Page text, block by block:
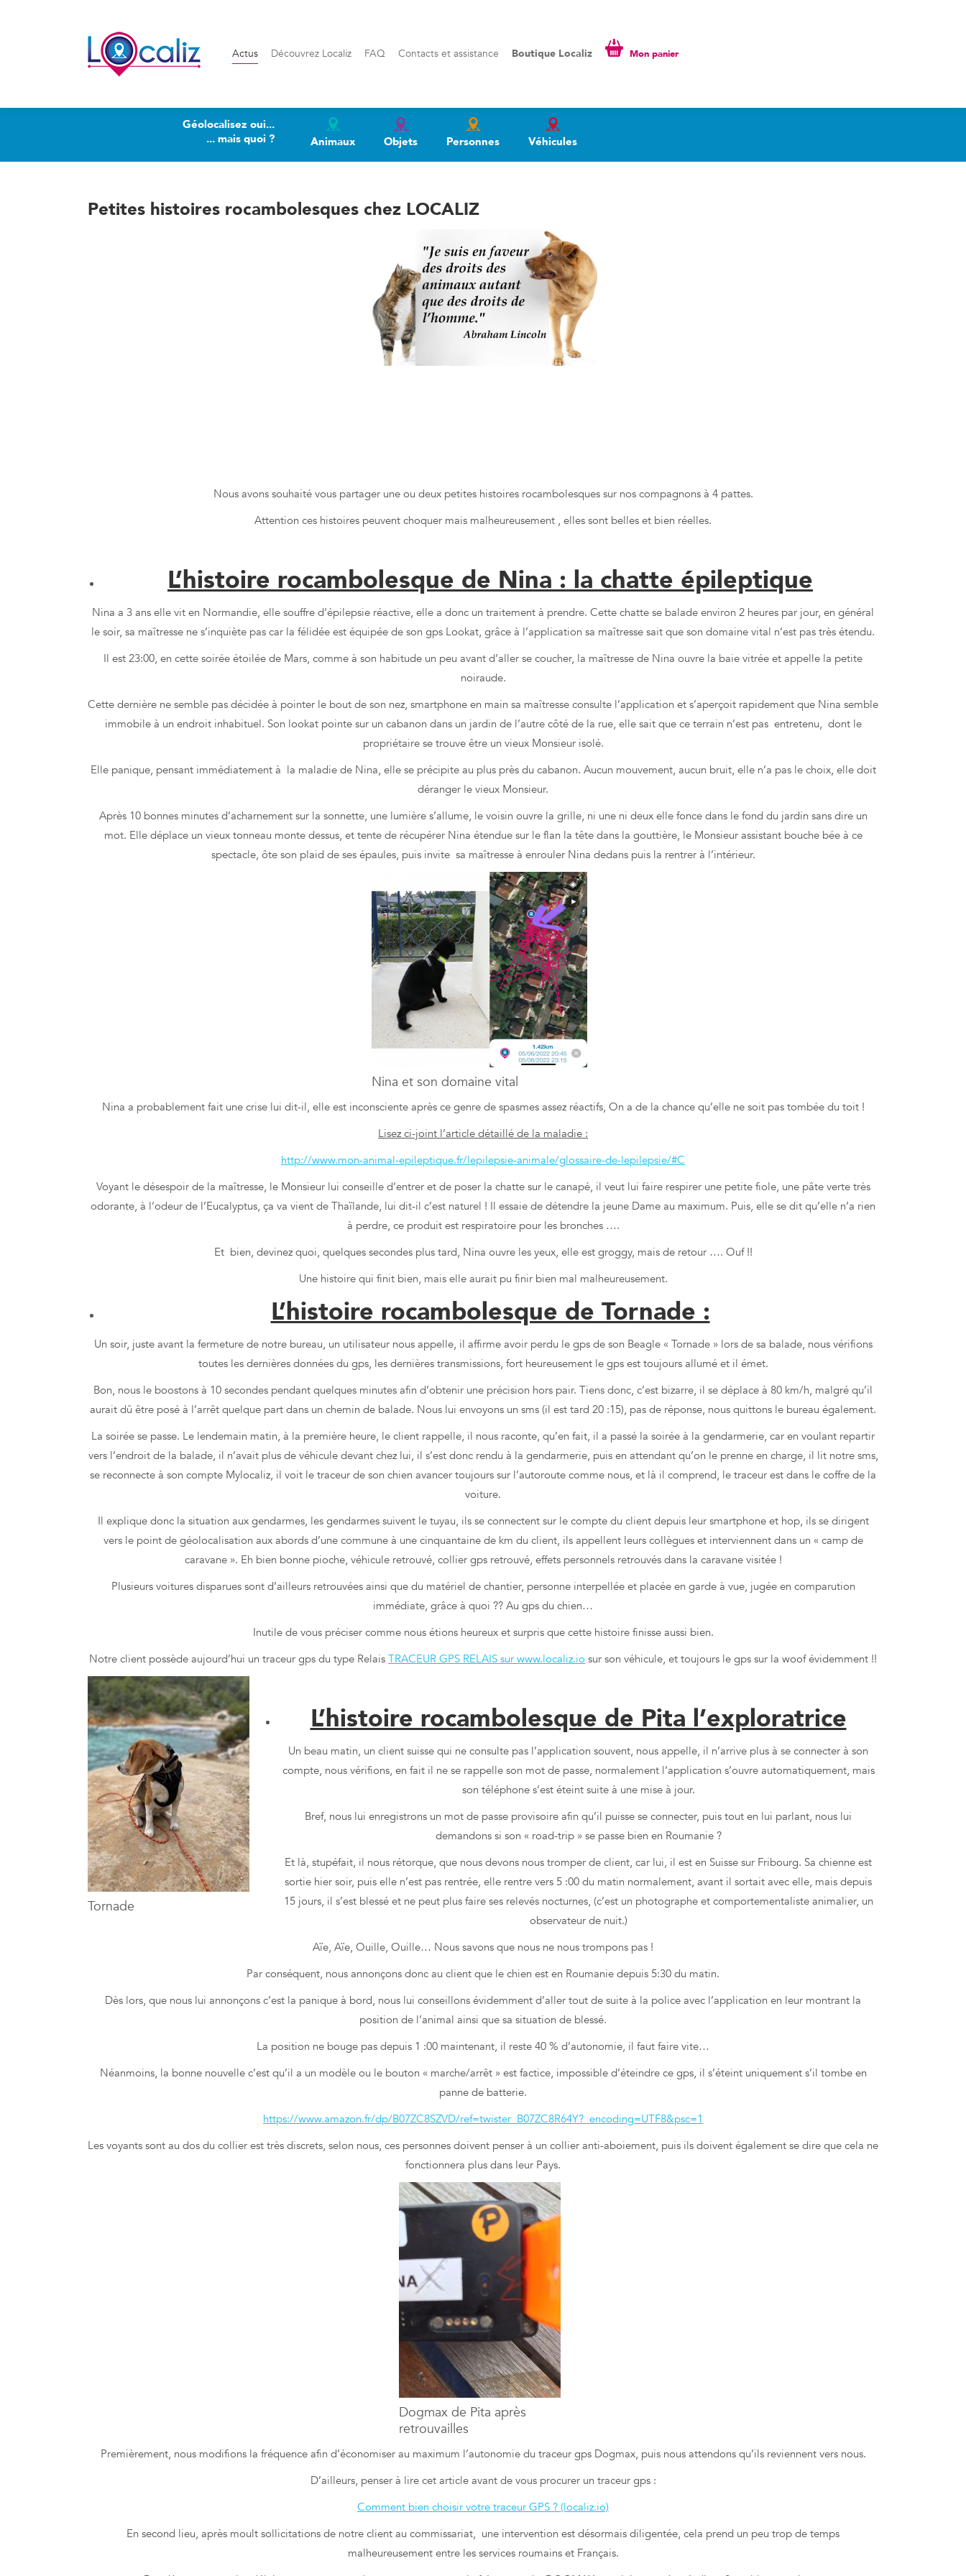
Actus Découvrez Localiz FAQ Contacts et assistance Boutique Localiz Mon panier
Géolocalisez oui...
... mais quoi ?
Animaux Objets Personnes Véhicules
Petites histoires rocambolesques chez LOCALIZ
Nous avons souhaité vous partager une ou deux petites histoires rocambolesques sur nos compagnons à 4 pattes.
Attention ces histoires peuvent choquer mais malheureusement , elles sont belles et bien réelles.
L’histoire rocambolesque de Nina : la chatte épileptique
Nina a 3 ans elle vit en Normandie, elle souffre d’épilepsie réactive, elle a donc un traitement à prendre. Cette chatte se balade environ 2 heures par jour, en général
le soir, sa maîtresse ne s’inquiète pas car la félidée est équipée de son gps Lookat, grâce à l’application sa maîtresse sait que son domaine vital n’est pas très étendu.
Il est 23:00, en cette soirée étoilée de Mars, comme à son habitude un peu avant d’aller se coucher, la maîtresse de Nina ouvre la baie vitrée et appelle la petite
noiraude.
Cette dernière ne semble pas décidée à pointer le bout de son nez, smartphone en main sa maîtresse consulte l’application et s’aperçoit rapidement que Nina semble
immobile à un endroit inhabituel. Son lookat pointe sur un cabanon dans un jardin de l’autre côté de la rue, elle sait que ce terrain n’est pas entretenu, dont le
propriétaire se trouve être un vieux Monsieur isolé.
Elle panique, pensant immédiatement à la maladie de Nina, elle se précipite au plus près du cabanon. Aucun mouvement, aucun bruit, elle n’a pas le choix, elle doit
déranger le vieux Monsieur.
Après 10 bonnes minutes d’acharnement sur la sonnette, une lumière s’allume, le voisin ouvre la grille, ni une ni deux elle fonce dans le fond du jardin sans dire un
mot. Elle déplace un vieux tonneau monte dessus, et tente de récupérer Nina étendue sur le flan la tête dans la gouttière, le Monsieur assistant bouche bée à ce
spectacle, ôte son plaid de ses épaules, puis invite sa maîtresse à enrouler Nina dedans puis la rentrer à l’intérieur.
Nina et son domaine vital
Nina a probablement fait une crise lui dit-il, elle est inconsciente après ce genre de spasmes assez réactifs, On a de la chance qu’elle ne soit pas tombée du toit !
Lisez ci-joint l’article détaillé de la maladie :
http://www.mon-animal-epileptique.fr/lepilepsie-animale/glossaire-de-lepilepsie/#C
Voyant le désespoir de la maîtresse, le Monsieur lui conseille d’entrer et de poser la chatte sur le canapé, il veut lui faire respirer une petite fiole, une pâte verte très
odorante, à l’odeur de l’Eucalyptus, ça va vient de Thaïlande, lui dit-il c’est naturel ! Il essaie de détendre la jeune Dame au maximum. Puis, elle se dit qu’elle n’a rien
à perdre, ce produit est respiratoire pour les bronches ….
Et bien, devinez quoi, quelques secondes plus tard, Nina ouvre les yeux, elle est groggy, mais de retour …. Ouf !!
Une histoire qui finit bien, mais elle aurait pu finir bien mal malheureusement.
L’histoire rocambolesque de Tornade :
Un soir, juste avant la fermeture de notre bureau, un utilisateur nous appelle, il affirme avoir perdu le gps de son Beagle « Tornade » lors de sa balade, nous vérifions
toutes les dernières données du gps, les dernières transmissions, fort heureusement le gps est toujours allumé et il émet.
Bon, nous le boostons à 10 secondes pendant quelques minutes afin d’obtenir une précision hors pair. Tiens donc, c’est bizarre, il se déplace à 80 km/h, malgré qu’il
aurait dû être posé à l’arrêt quelque part dans un chemin de balade. Nous lui envoyons un sms (il est tard 20 :15), pas de réponse, nous quittons le bureau également.
La soirée se passe. Le lendemain matin, à la première heure, le client rappelle, il nous raconte, qu’en fait, il a passé la soirée à la gendarmerie, car en voulant repartir
vers l’endroit de la balade, il n’avait plus de véhicule devant chez lui, il s’est donc rendu à la gendarmerie, puis en attendant qu’on le prenne en charge, il lit notre sms,
se reconnecte à son compte Mylocaliz, il voit le traceur de son chien avancer toujours sur l’autoroute comme nous, et là il comprend, le traceur est dans le coffre de la
voiture.
Il explique donc la situation aux gendarmes, les gendarmes suivent le tuyau, ils se connectent sur le compte du client depuis leur smartphone et hop, ils se dirigent
vers le point de géolocalisation aux abords d’une commune à une cinquantaine de km du client, ils appellent leurs collègues et interviennent dans un « camp de
caravane ». Eh bien bonne pioche, véhicule retrouvé, collier gps retrouvé, effets personnels retrouvés dans la caravane visitée !
Plusieurs voitures disparues sont d’ailleurs retrouvées ainsi que du matériel de chantier, personne interpellée et placée en garde à vue, jugée en comparution
immédiate, grâce à quoi ?? Au gps du chien…
Inutile de vous préciser comme nous étions heureux et surpris que cette histoire finisse aussi bien.
Notre client possède aujourd’hui un traceur gps du type Relais TRACEUR GPS RELAIS sur www.localiz.io sur son véhicule, et toujours le gps sur la woof évidemment !!
Tornade
L’histoire rocambolesque de Pita l’exploratrice
Un beau matin, un client suisse qui ne consulte pas l’application souvent, nous appelle, il n’arrive plus à se connecter à son
compte, nous vérifions, en fait il ne se rappelle son mot de passe, normalement l’application s’ouvre automatiquement, mais
son téléphone s’est éteint suite à une mise à jour.
Bref, nous lui enregistrons un mot de passe provisoire afin qu’il puisse se connecter, puis tout en lui parlant, nous lui
demandons si son « road-trip » se passe bien en Roumanie ?
Et là, stupéfait, il nous rétorque, que nous devons nous tromper de client, car lui, il est en Suisse sur Fribourg. Sa chienne est
sortie hier soir, puis elle n’est pas rentrée, elle rentre vers 5 :00 du matin normalement, avant il sortait avec elle, mais depuis
15 jours, il s’est blessé et ne peut plus faire ses relevés nocturnes, (c’est un photographe et comportementaliste animalier, un
observateur de nuit.)
Aïe, Aïe, Ouille, Ouille… Nous savons que nous ne nous trompons pas !
Par conséquent, nous annonçons donc au client que le chien est en Roumanie depuis 5:30 du matin.
Dès lors, que nous lui annonçons c’est la panique à bord, nous lui conseillons évidemment d’aller tout de suite à la police avec l’application en leur montrant la
position de l’animal ainsi que sa situation de blessé.
La position ne bouge pas depuis 1 :00 maintenant, il reste 40 % d’autonomie, il faut faire vite…
Néanmoins, la bonne nouvelle c’est qu’il a un modèle ou le bouton « marche/arrêt » est factice, impossible d’éteindre ce gps, il s’éteint uniquement s’il tombe en
panne de batterie.
https://www.amazon.fr/dp/B07ZC8SZVD/ref=twister_B07ZC8R64Y?_encoding=UTF8&psc=1
Les voyants sont au dos du collier est très discrets, selon nous, ces personnes doivent penser à un collier anti-aboiement, puis ils doivent également se dire que cela ne
fonctionnera plus dans leur Pays.
Dogmax de Pita après
retrouvailles
Premièrement, nous modifions la fréquence afin d’économiser au maximum l’autonomie du traceur gps Dogmax, puis nous attendons qu’ils reviennent vers nous.
D’ailleurs, penser à lire cet article avant de vous procurer un traceur gps :
Comment bien choisir votre traceur GPS ? (localiz.io)
En second lieu, après moult sollicitations de notre client au commissariat, une intervention est désormais diligentée, cela prend un peu trop de temps
malheureusement entre les services roumains et Français.